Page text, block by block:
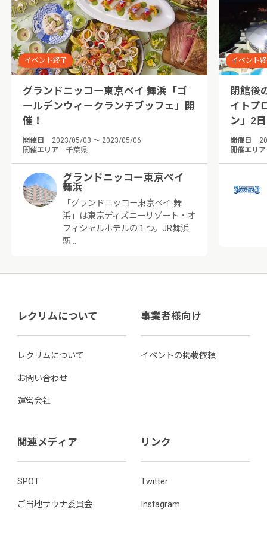
イベント終了
グランドニッコー東京ベイ 舞浜「ゴ
ールデンウィークランチブッフェ」開
催！
開催日
2023/05/03 ～ 2023/05/06
開催エリア
千葉県
グランドニッコー東京ベイ
舞浜
「グランドニッコー東京ベイ 舞
浜」は東京ディズニーリゾート・オ
フィシャルホテルの１つ。JR舞浜
駅…
イベント
閉館後
イトプ
ン」2
開催日
開催エリア
レクリムについて
レクリムについて
お問い合わせ
運営会社
事業者様向け
イベントの掲載依頼
関連メディア
SPOT
ご当地サウナ委員会
リンク
Twitter
Instagram